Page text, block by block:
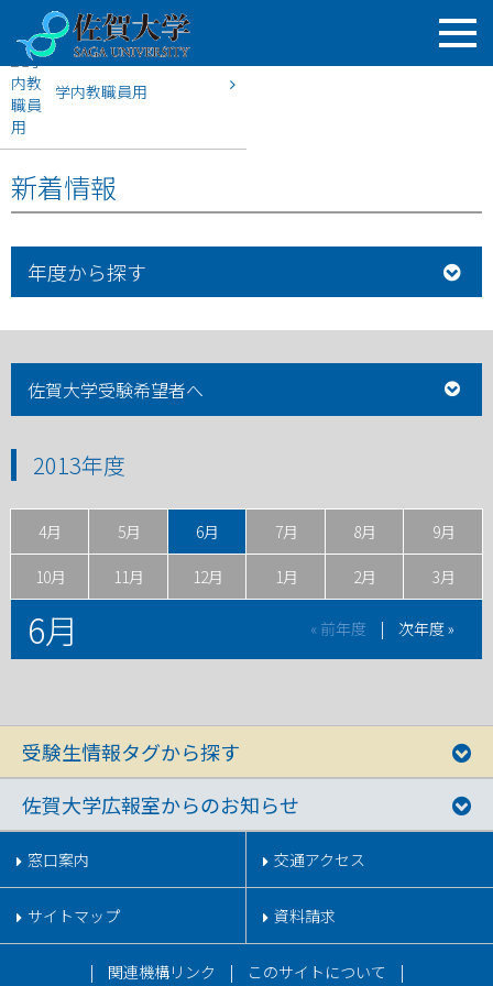
学内教職員用
HOME
新着情報
年度から探す
佐賀大学受験希望者へ
2013年度
4月 5月 6月 7月 8月 9月
10月 11月 12月 1月 2月 3月
6月 « 前年度 | 次年度 »
受験生情報タグから探す
佐賀大学広報室からのお知らせ
窓口案内 交通アクセス
サイトマップ 資料請求
関連機構リンク このサイトについて